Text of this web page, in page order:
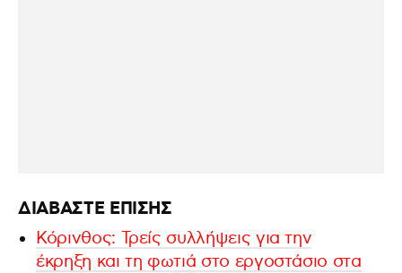
ΔΙΑΒΑΣΤΕ ΕΠΙΣΗΣ
Κόρινθος: Τρείς συλλήψεις για την
έκρηξη και τη φωτιά στο εργοστάσιο στα